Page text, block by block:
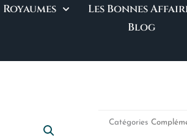
Royaumes Les Bonnes
Blog
Catégories